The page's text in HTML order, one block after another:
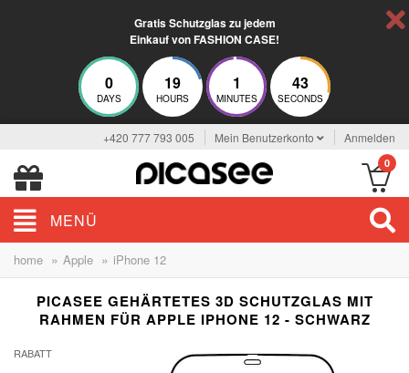
Gratis Schutzglas zu jedem
Einkauf von FASHION CASE!
0
DAYS
19
HOURS
1
MINUTES
43
SECONDS
+420 777 793 005 Mein Benutzerkonto Anmelden
0
MENÜ
home » Apple » iPhone 12
PICASEE GEHÄRTETES 3D SCHUTZGLAS MIT
RAHMEN FÜR APPLE IPHONE 12 - SCHWARZ
RABATT